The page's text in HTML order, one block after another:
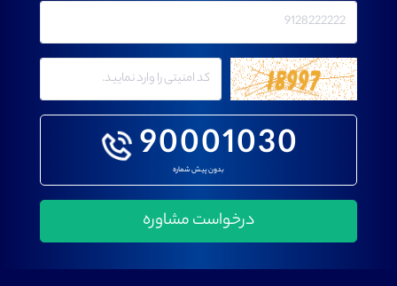
90001030
بدون پیش شماره